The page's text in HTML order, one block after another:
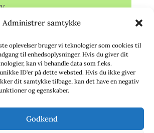
Administrer samtykke
oplevelser bruger vi teknologier som cookies til
til enhedsoplysninger. Hvis du giver dit
kan vi behandle data som f.eks.
ID'er på dette websted. Hvis du ikke giver
dit samtykke tilbage, kan det have en negativ
og egenskaber.
Godkend
Translators
(TA)
(Ö.)
(ÖC)
Übersetzer (VdÜ)